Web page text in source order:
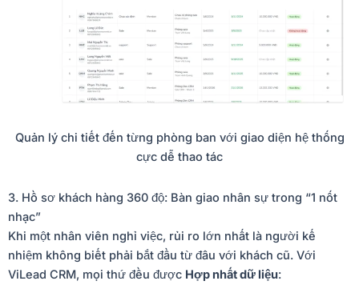
Quản lý chi tiết đến từng phòng ban với giao diện hệ thống
cực dễ thao tác
3. Hồ sơ khách hàng 360 độ: Bàn giao nhân sự trong “1 nốt
nhạc”
Khi một nhân viên nghỉ việc, rủi ro lớn nhất là người kế
nhiệm không biết phải bắt đầu từ đâu với khách cũ. Với
ViLead CRM, mọi thứ đều được Hợp nhất dữ liệu: